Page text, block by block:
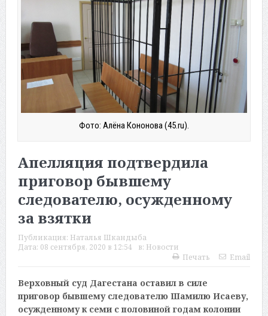
Фото: Алёна Кононова (45.ru).
Апелляция подтвердила
приговор бывшему
следователю, осужденному
за взятки
Публикация: Наталья Шкандыба
Дата: 08 сентября, 2020 в 12:54 в: Новости
Печать
Email
Верховный суд Дагестана оставил в силе
приговор бывшему следователю Шамилю Исаеву,
осужденному к семи с половиной годам колонии